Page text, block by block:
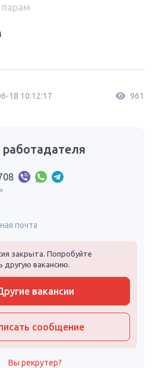
18 10:12:17 961
почта
закрыта. Попробуйте
другую вакансию.
вакансии
сообщение
Вы рекрутер?